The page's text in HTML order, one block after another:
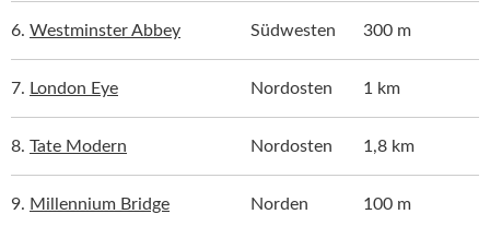
6. Westminster Abbey Südwesten 300 m
7. London Eye Nordosten 1 km
8. Tate Modern Nordosten 1,8 km
9. Millennium Bridge Norden 100 m